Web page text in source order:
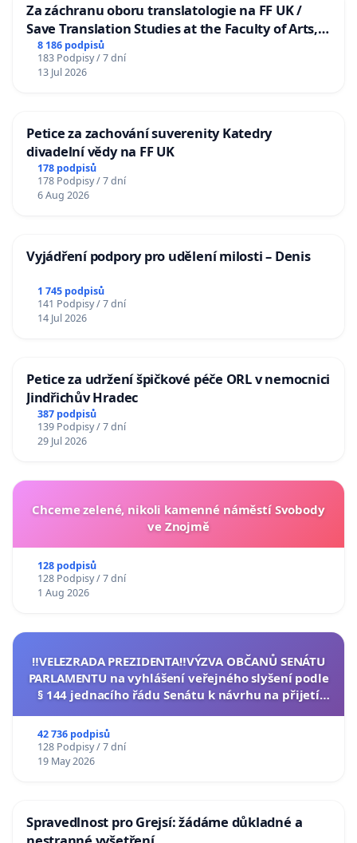
Za záchranu oboru translatologie na FF UK /
Save Translation Studies at the Faculty of Arts,
Charles University
8 186 podpisů
183 Podpisy / 7 dní
13 Jul 2026
Petice za zachování suverenity Katedry
divadelní vědy na FF UK
178 podpisů
178 Podpisy / 7 dní
6 Aug 2026
Vyjádření podpory pro udělení milosti – Denis
1 745 podpisů
141 Podpisy / 7 dní
14 Jul 2026
Petice za udržení špičkové péče ORL v nemocnici
Jindřichův Hradec
387 podpisů
139 Podpisy / 7 dní
29 Jul 2026
Chceme zelené, nikoli kamenné náměstí Svobody
ve Znojmě
128 podpisů
128 Podpisy / 7 dní
1 Aug 2026
‼️VELEZRADA PREZIDENTA‼️VÝZVA OBČANŮ SENÁTU
PARLAMENTU na vyhlášení veřejného slyšení podle
§ 144 jednacího řádu Senátu k návrhu na přijetí
42 736 podpisů
128 Podpisy / 7 dní
19 May 2026
Spravedlnost pro Grejsí: žádáme důkladné a